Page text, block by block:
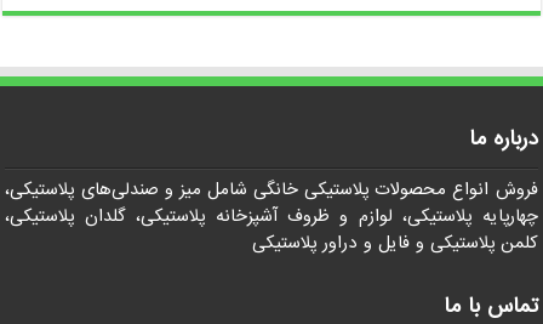
درباره ما
فروش انواع محصولات پلاستیکی خانگی شامل میز و صندلی‌های پلاستیکی،
چهارپایه پلاستیکی، لوازم و ظروف آشپزخانه پلاستیکی، گلدان پلاستیکی،
کلمن پلاستیکی و فایل و دراور پلاستیکی
تماس با ما